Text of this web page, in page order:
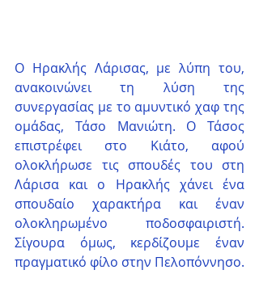
Ο Ηρακλής Λάρισας, με λύπη του,
ανακοινώνει τη λύση της
συνεργασίας με το αμυντικό χαφ της
ομάδας, Τάσο Μανιώτη. Ο Τάσος
επιστρέφει στο Κιάτο, αφού
ολοκλήρωσε τις σπουδές του στη
Λάρισα και ο Ηρακλής χάνει ένα
σπουδαίο χαρακτήρα και έναν
ολοκληρωμένο ποδοσφαιριστή.
Σίγουρα όμως, κερδίζουμε έναν
πραγματικό φίλο στην Πελοπόννησο.